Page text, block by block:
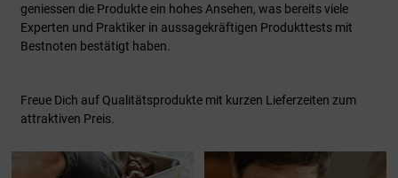
geniessen die Produkte ein hohes Ansehen, was bereits viele
Experten und Praktiker in aussagekräftigen Produkttests mit
Bestnoten bestätigt haben.
Freue Dich auf Qualitätsprodukte mit kurzen Lieferzeiten zum
attraktiven Preis.